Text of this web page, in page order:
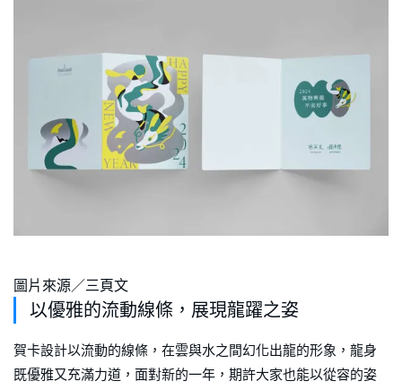
圖片來源／三頁文
以優雅的流動線條，展現龍躍之姿
賀卡設計以流動的線條，在雲與水之間幻化出龍的形象，龍身
既優雅又充滿力道，面對新的一年，期許大家也能以從容的姿